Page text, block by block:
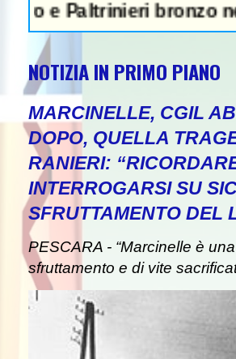
bronzo nella
NOTIZIA IN PRIMO PIANO
MARCINELLE, CGIL
DOPO, QUELLA
RANIERI:
INTERROGARSI SU
SFRUTTAMENTO DEL
PESCARA - “Marcinelle è
sfruttamento e di vite